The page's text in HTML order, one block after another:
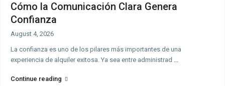
Cómo la Comunicación Clara Genera
Confianza
August 4, 2026
La confianza es uno de los pilares más importantes de una
experiencia de alquiler exitosa. Ya sea entre administrad ...
Continue reading